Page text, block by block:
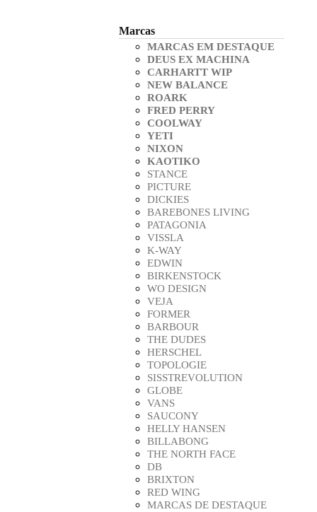
Marcas
MARCAS EM DESTAQUE
DEUS EX MACHINA
CARHARTT WIP
NEW BALANCE
ROARK
FRED PERRY
COOLWAY
YETI
NIXON
KAOTIKO
STANCE
PICTURE
DICKIES
BAREBONES LIVING
PATAGONIA
VISSLA
K-WAY
EDWIN
BIRKENSTOCK
WO DESIGN
VEJA
FORMER
BARBOUR
THE DUDES
HERSCHEL
TOPOLOGIE
SISSTREVOLUTION
GLOBE
VANS
SAUCONY
HELLY HANSEN
BILLABONG
THE NORTH FACE
DB
BRIXTON
RED WING
MARCAS DE DESTAQUE